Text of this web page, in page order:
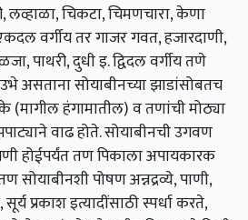
लव्हाळा, चिकटा, चिमणचारा, केणा
वर्गीय तर गाजर गवत, हजारदाणी,
पाथरी, दुधी इ. द्विदल वर्गीय तणे
असताना सोयाबीनच्या झाडांसोबतच
हंगामातील) व तणांची मोठ्या
वाढ होते. सोयाबीनची उगवण
होईपर्यंत तण पिकाला अपायकारक
सोयाबीनशी पोषण अन्नद्रव्ये, पाणी,
प्रकाश इत्यादींसाठी स्पर्धा करते,